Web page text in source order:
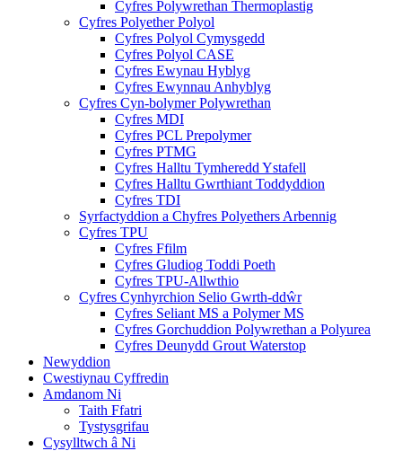
Cyfres Polywrethan Thermoplastig
Cyfres Polyether Polyol
Cyfres Polyol Cymysgedd
Cyfres Polyol CASE
Cyfres Ewynau Hyblyg
Cyfres Ewynnau Anhyblyg
Cyfres Cyn-bolymer Polywrethan
Cyfres MDI
Cyfres PCL Prepolymer
Cyfres PTMG
Cyfres Halltu Tymheredd Ystafell
Cyfres Halltu Gwrthiant Toddyddion
Cyfres TDI
Syrfactyddion a Chyfres Polyethers Arbennig
Cyfres TPU
Cyfres Ffilm
Cyfres Gludiog Toddi Poeth
Cyfres TPU-Allwthio
Cyfres Cynhyrchion Selio Gwrth-ddŵr
Cyfres Seliant MS a Polymer MS
Cyfres Gorchuddion Polywrethan a Polyurea
Cyfres Deunydd Grout Waterstop
Newyddion
Cwestiynau Cyffredin
Amdanom Ni
Taith Ffatri
Tystysgrifau
Cysylltwch â Ni